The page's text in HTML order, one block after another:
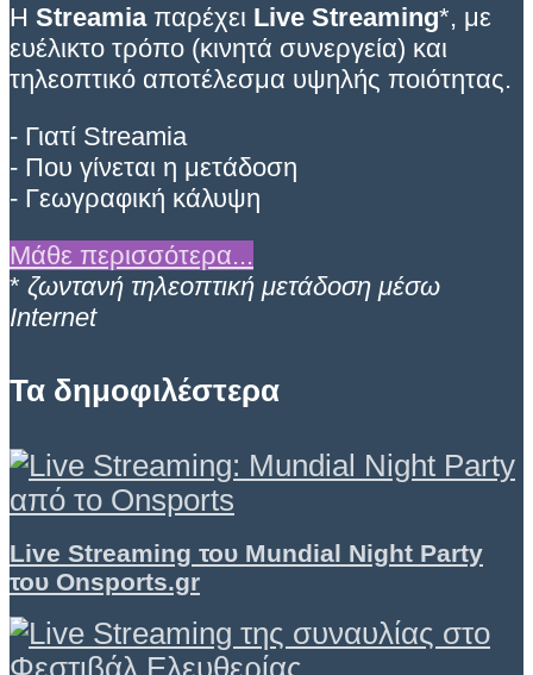
Η Streamiaπαρέχει Live Streaming*, με
ευέλικτο τρόπο (κινητά συνεργεία) και
τηλεοπτικό αποτέλεσμα υψηλής ποιότητας.
- Γιατί Streamia
- Που γίνεται η μετάδοση
- Γεωγραφική κάλυψη
Μάθε περισσότερα...
* ζωντανή τηλεοπτική μετάδοση μέσω
Internet
Τα δημοφιλέστερα
Live Streaming του Mundial Night Party
του Onsports.gr